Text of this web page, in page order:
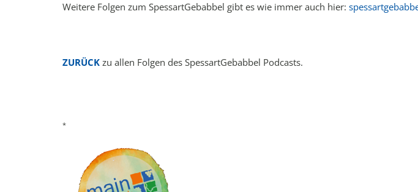
Weitere Folgen zum SpessartGebabbel gibt es wie immer auch hier:
ZURÜCK zu allen Folgen des SpessartGebabbel Podcasts.
*